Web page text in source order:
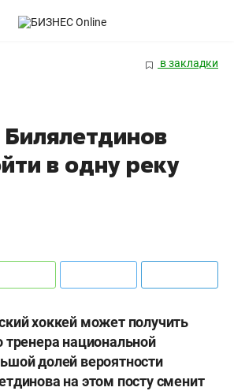
в закладки
Билялетдинов
в одну реку
хоккей может получить
тренера национальной
долей вероятности
на этом посту сменит